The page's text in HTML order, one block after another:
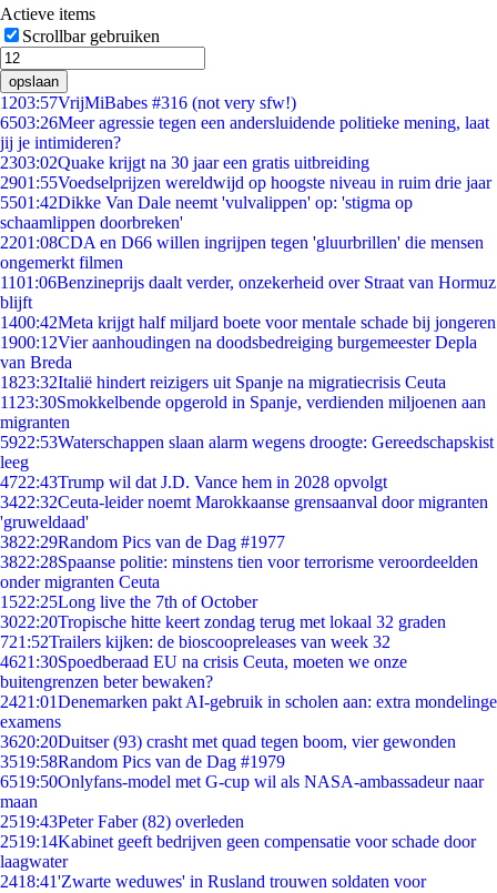
Actieve items
Scrollbar gebruiken
opslaan
1203:57VrijMiBabes #316 (not very sfw!)
6503:26Meer agressie tegen een andersluidende politieke mening, laat
jij je intimideren?
2303:02Quake krijgt na 30 jaar een gratis uitbreiding
2901:55Voedselprijzen wereldwijd op hoogste niveau in ruim drie jaar
5501:42Dikke Van Dale neemt 'vulvalippen' op: 'stigma op
schaamlippen doorbreken'
2201:08CDA en D66 willen ingrijpen tegen 'gluurbrillen' die mensen
ongemerkt filmen
1101:06Benzineprijs daalt verder, onzekerheid over Straat van Hormuz
blijft
1400:42Meta krijgt half miljard boete voor mentale schade bij jongeren
1900:12Vier aanhoudingen na doodsbedreiging burgemeester Depla
van Breda
1823:32Italië hindert reizigers uit Spanje na migratiecrisis Ceuta
11 23:30Smokkelbende opgerold in Spanje, verdienden miljoenen aan
migranten
5922:53Waterschappen slaan alarm wegens droogte: Gereedschapskist
leeg
4722:43Trump wil dat J.D. Vance hem in 2028 opvolgt
3422:32Ceuta-leider noemt Marokkaanse grensaanval door migranten
'gruweldaad'
3822:29Random Pics van de Dag #1977
3822:28Spaanse politie: minstens tien voor terrorisme veroordeelden
onder migranten Ceuta
1522:25Long live the 7th of October
3022:20Tropische hitte keert zondag terug met lokaal 32 graden
721:52Trailers kijken: de bioscoopreleases van week 32
4621:30Spoedberaad EU na crisis Ceuta, moeten we onze
buitengrenzen beter bewaken?
2421:01Denemarken pakt AI-gebruik in scholen aan: extra mondelinge
examens
3620:20Duitser (93) crasht met quad tegen boom, vier gewonden
3519:58Random Pics van de Dag #1979
6519:50Onlyfans-model met G-cup wil als NASA-ambassadeur naar
maan
2519:43Peter Faber (82) overleden
2519:14Kabinet geeft bedrijven geen compensatie voor schade door
laagwater
2418:41'Zwarte weduwes' in Rusland trouwen soldaten voor